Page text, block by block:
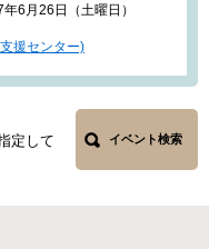
6月26日（土曜日）
援センター)
定して
イベント検索